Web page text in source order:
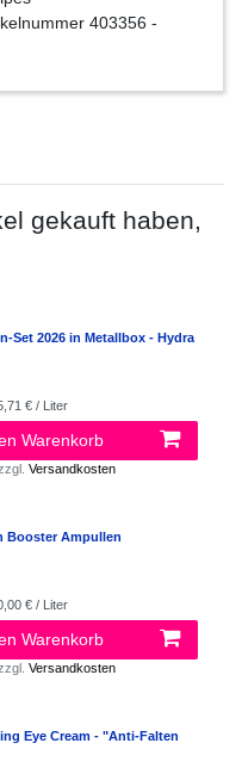
403356 -
gekauft haben,
Set 2026 in Metallbox - Hydra
€ / Liter
Warenkorb
Versandkosten
Booster Ampullen
€ / Liter
Warenkorb
Versandkosten
Eye Cream - "Anti-Falten